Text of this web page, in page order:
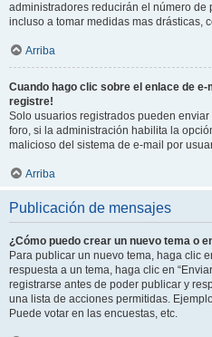
administradores reducirán el número
incluso a tomar medidas mas drásticas,
Arriba
Cuando hago clic sobre el enlace de
registre!
Solo usuarios registrados pueden
foro, si la administración habilita la
malicioso del sistema de e-mail por
Arriba
Publicación de mensajes
¿Cómo puedo crear un nuevo tema o
Para publicar un nuevo tema, haga clic
respuesta a un tema, haga clic en
registrarse antes de poder publicar y
una lista de acciones permitidas.
Puede votar en las encuestas, etc.